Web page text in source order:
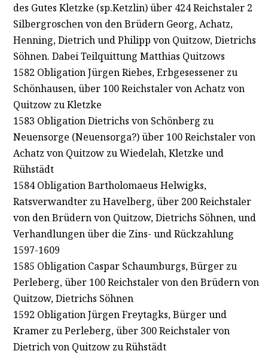
des Gutes Kletzke (sp.Ketzlin) über 424 Reichstaler 2
Silbergroschen von den Brüdern Georg, Achatz,
Henning, Dietrich und Philipp von Quitzow, Dietrichs
Söhnen. Dabei Teilquittung Matthias Quitzows
1582 Obligation Jürgen Riebes, Erbgesessener zu
Schönhausen, über 100 Reichstaler von Achatz von
Quitzow zu Kletzke
1583 Obligation Dietrichs von Schönberg zu
Neuensorge (Neuensorga?) über 100 Reichstaler von
Achatz von Quitzow zu Wiedelah, Kletzke und
Rühstädt
1584 Obligation Bartholomaeus Helwigks,
Ratsverwandter zu Havelberg, über 200 Reichstaler
von den Brüdern von Quitzow, Dietrichs Söhnen, und
Verhandlungen über die Zins- und Rückzahlung
1597-1609
1585 Obligation Caspar Schaumburgs, Bürger zu
Perleberg, über 100 Reichstaler von den Brüdern von
Quitzow, Dietrichs Söhnen
1592 Obligation Jürgen Freytagks, Bürger und
Kramer zu Perleberg, über 300 Reichstaler von
Dietrich von Quitzow zu Rühstädt